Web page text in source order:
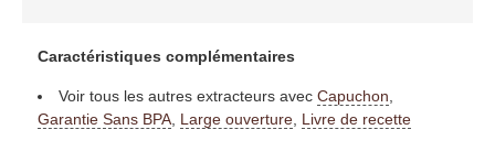
Caractéristiques complémentaires
Voir tous les autres extracteurs avec Capuchon
Garantie Sans BPA, Large ouverture, Livre de recette